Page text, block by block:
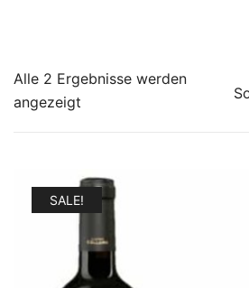
Alle 2 Ergebnisse werden
angezeigt
SALE!